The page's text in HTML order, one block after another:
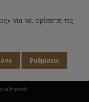
για να ορίσετε τις
Ρυθμίσεις